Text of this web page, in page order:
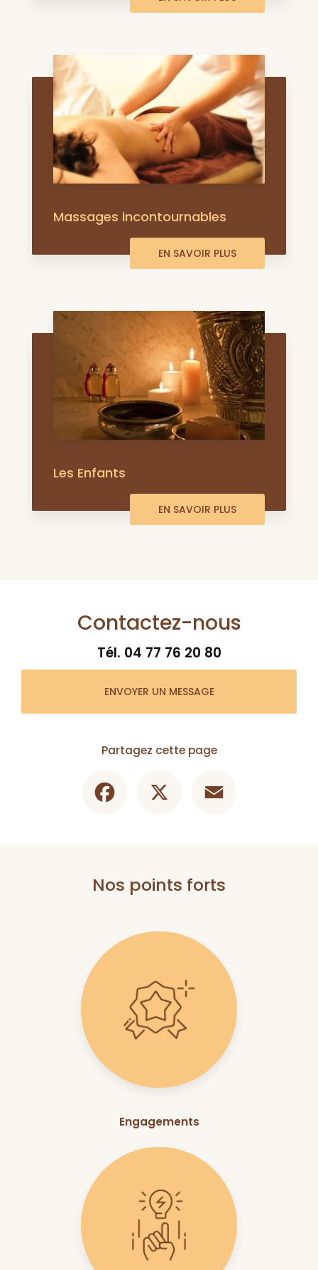
Massages incontournables
EN SAVOIR PLUS
Les Enfants
EN SAVOIR PLUS
Contactez-nous
Tél. 04 77 76 20 80
ENVOYER UN MESSAGE
Partagez cette page
Nos points forts
Engagements